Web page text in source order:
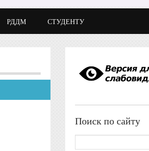
РДДМ СТУДЕНТУ
Поиск по сайту